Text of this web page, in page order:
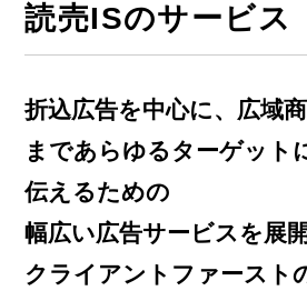
読売ISのサービス
折込広告を中心に、広域
まであらゆるターゲット
伝えるための
幅広い広告サービスを展
クライアントファースト